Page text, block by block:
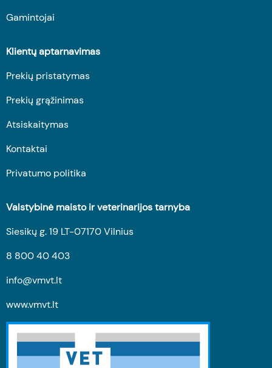
Gamintojai
Klientų aptarnavimas
Prekių pristatymas
Prekių grąžinimas
Atsiskaitymas
Kontaktai
Privatumo politika
Valstybinė maisto ir veterinarijos tarnyba
Siesikų g. 19 LT-07170 Vilnius
8 800 40 403
info@vmvt.lt
www.vmvt.lt